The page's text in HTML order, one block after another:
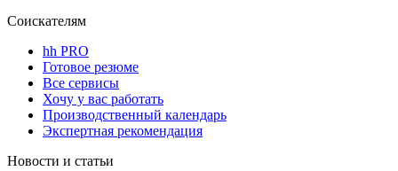
Соискателям
hh PRO
Готовое резюме
Все сервисы
Хочу у вас работать
Производственный календарь
Экспертная рекомендация
Новости и статьи